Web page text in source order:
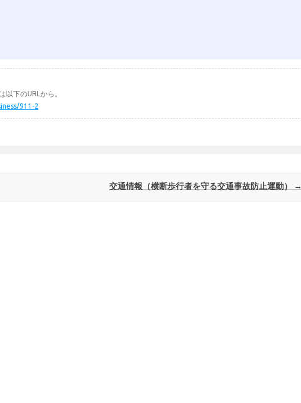
以下のURLから。
911-2
交通情報（横断歩行者を守る交通事故防止運動） →